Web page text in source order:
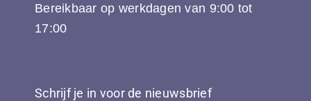
Bereikbaar op werkdagen van 9:00 tot
17:00
Schrijf je in voor de nieuwsbrief